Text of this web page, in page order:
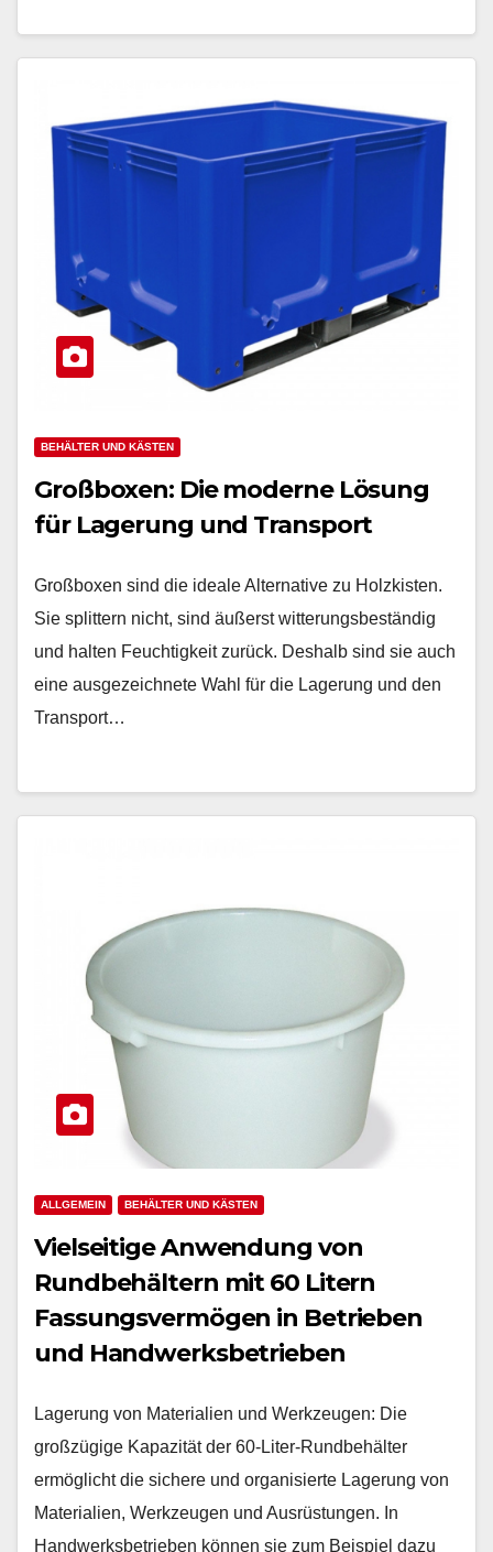
BEHÄLTER UND KÄSTEN
Großboxen: Die moderne Lösung
für Lagerung und Transport
Großboxen sind die ideale Alternative zu Holzkisten.
Sie splittern nicht, sind äußerst witterungsbeständig
und halten Feuchtigkeit zurück. Deshalb sind sie auch
eine ausgezeichnete Wahl für die Lagerung und den
Transport…
ALLGEMEIN BEHÄLTER UND KÄSTEN
Vielseitige Anwendung von
Rundbehältern mit 60 Litern
Fassungsvermögen in Betrieben
und Handwerksbetrieben
Lagerung von Materialien und Werkzeugen: Die
großzügige Kapazität der 60-Liter-Rundbehälter
ermöglicht die sichere und organisierte Lagerung von
Materialien, Werkzeugen und Ausrüstungen. In
Handwerksbetrieben können sie zum Beispiel dazu